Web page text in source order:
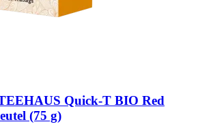
Quick-​T BIO Red
(75 g)